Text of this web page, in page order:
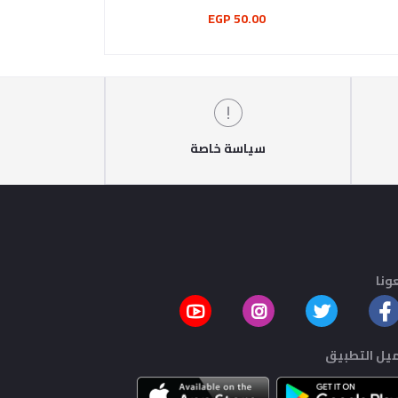
50.00 EGP
سياسة خاصة
التطبيق